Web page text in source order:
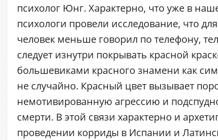
психолог Юнг. Характерно, что уже в
психологи провели исследование, что
человек меньше говорил по телефону,
следует изнутри покрывать красной
большевиками красного знамени как
не случайно. Красный цвет вызывает
немотивированную агрессию и
смерти. В этой связи характерно и
проведении корриды в Испании и